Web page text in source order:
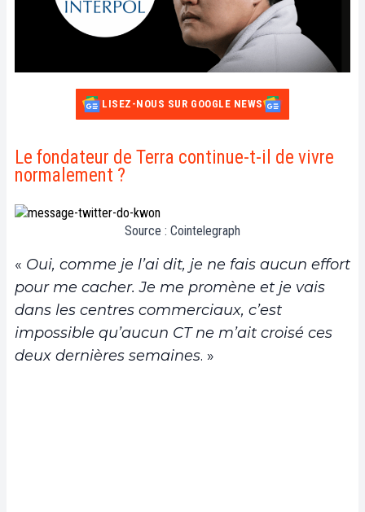
LISEZ-NOUS SUR GOOGLE NEWS
Le fondateur de Terra continue-t-il de vivre
normalement ?
Source : Cointelegraph
« Oui, comme je l’ai dit, je ne fais aucun effort
pour me cacher. Je me promène et je vais
dans les centres commerciaux, c’est
impossible qu’aucun CT ne m’ait croisé ces
deux dernières semaines. »